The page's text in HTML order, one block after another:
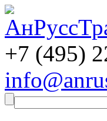
+7 (495)